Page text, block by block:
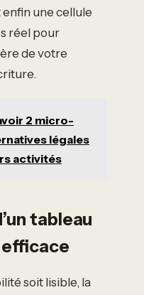
une cellule
réel pour
de votre
2 micro-
légales
activités
tableau
soit lisible, la